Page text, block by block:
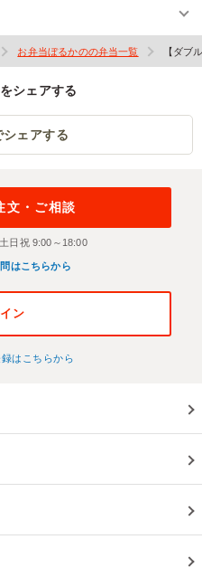
お弁当ぼるかのの弁当一覧 【ダブ
シェアする
シェアする
文・ご相談
日祝 9:00～18:00
はこちらから
ン
はこちらから